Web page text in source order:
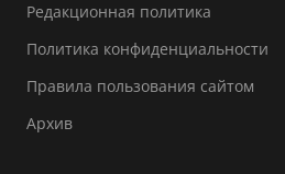
Редакционная политика
Политика конфиденциальности
Правила пользования сайтом
Архив